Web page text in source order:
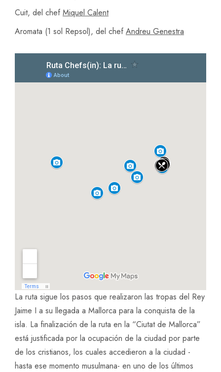
Cuit, del chef Miquel Calent
Aromata (1 sol Repsol), del chef Andreu Genestra
La ruta sigue los pasos que realizaron las tropas del Rey
Jaime I a su llegada a Mallorca para la conquista de la
isla. La finalización de la ruta en la “Ciutat de Mallorca”
está justificada por la ocupación de la ciudad por parte
de los cristianos, los cuales accedieron a la ciudad -
hasta ese momento musulmana- en uno de los últimos